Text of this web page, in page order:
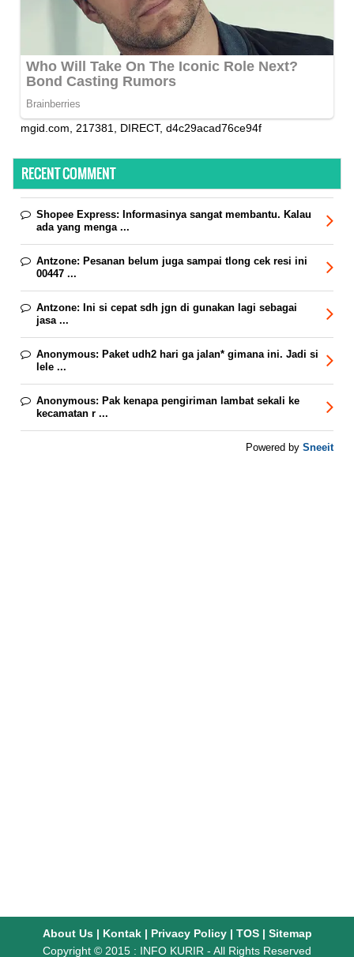
mgid.com, 217381, DIRECT, d4c29acad76ce94f
RECENT COMMENT
Shopee Express: Informasinya sangat membantu. Kalau
ada yang menga ...
Antzone: Pesanan belum juga sampai tlong cek resi ini
00447 ...
Antzone: Ini si cepat sdh jgn di gunakan lagi sebagai
jasa ...
Anonymous: Paket udh2 hari ga jalan* gimana ini. Jadi si
lele ...
Anonymous: Pak kenapa pengiriman lambat sekali ke
kecamatan r ...
Powered by Sneeit
About Us| Kontak| Privacy Policy| TOS| Sitemap
Copyright © 2015 : INFO KURIR - All Rights Reserved